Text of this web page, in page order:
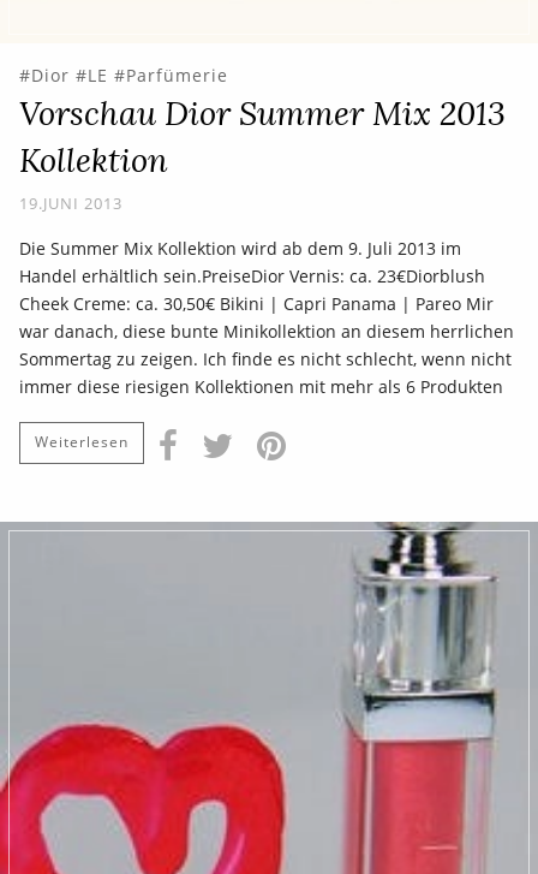
Dior LE Parfümerie
Vorschau Dior Summer Mix 2013
Kollektion
19.JUNI 2013
Die Summer Mix Kollektion wird ab dem 9. Juli 2013 im
Handel erhältlich sein.PreiseDior Vernis: ca. 23€Diorblush
Cheek Creme: ca. 30,50€ Bikini | Capri Panama | Pareo Mir
war danach, diese bunte Minikollektion an diesem herrlichen
Sommertag zu zeigen. Ich finde es nicht schlecht, wenn nicht
immer diese riesigen Kollektionen mit mehr als 6 Produkten
Weiterlesen